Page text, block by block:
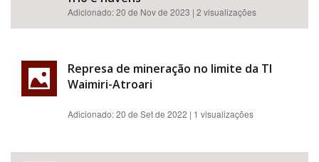
Adicionado:20 de Nov de 2023 | 2 visualizações
Represa de mineração no limite da TI
Waimiri-Atroari
Adicionado:20 de Set de 2022 | 1 visualizações